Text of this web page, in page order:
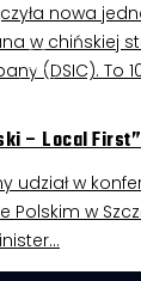
nowa
w chińskiej
(DSIC). To
– Local First”
udział w
Polskim w